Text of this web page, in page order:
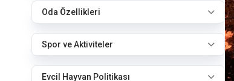
Oda Özellikleri
Spor ve Aktiviteler
Evcil Hayvan Politikası